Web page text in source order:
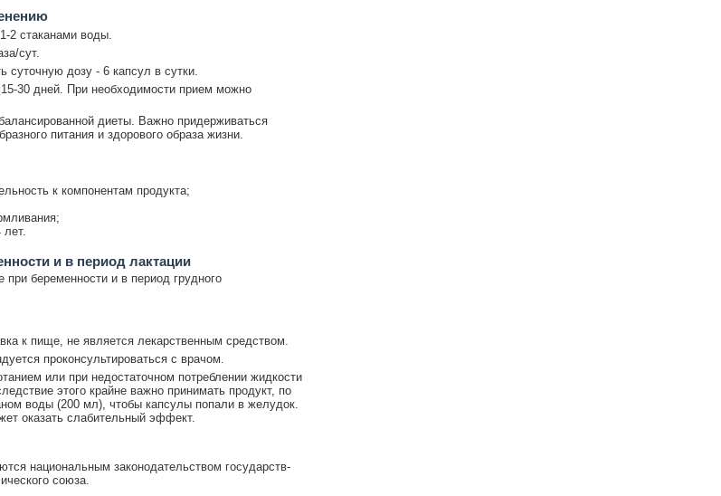
2 стаканами воды.
сут.
суточную дозу - 6 капсул в сутки.
30 дней. При необходимости прием можно
диеты. Важно придерживаться
питания и здорового образа жизни.
к компонентам продукта;
лет.
и в период лактации
при беременности и в период грудного
к пище, не является лекарственным средством.
проконсультироваться с врачом.
или при недостаточном потреблении жидкости
этого крайне важно принимать продукт, по
воды (200 мл), чтобы капсулы попали в желудок.
оказать слабительный эффект.
национальным законодательством государств-
союза.